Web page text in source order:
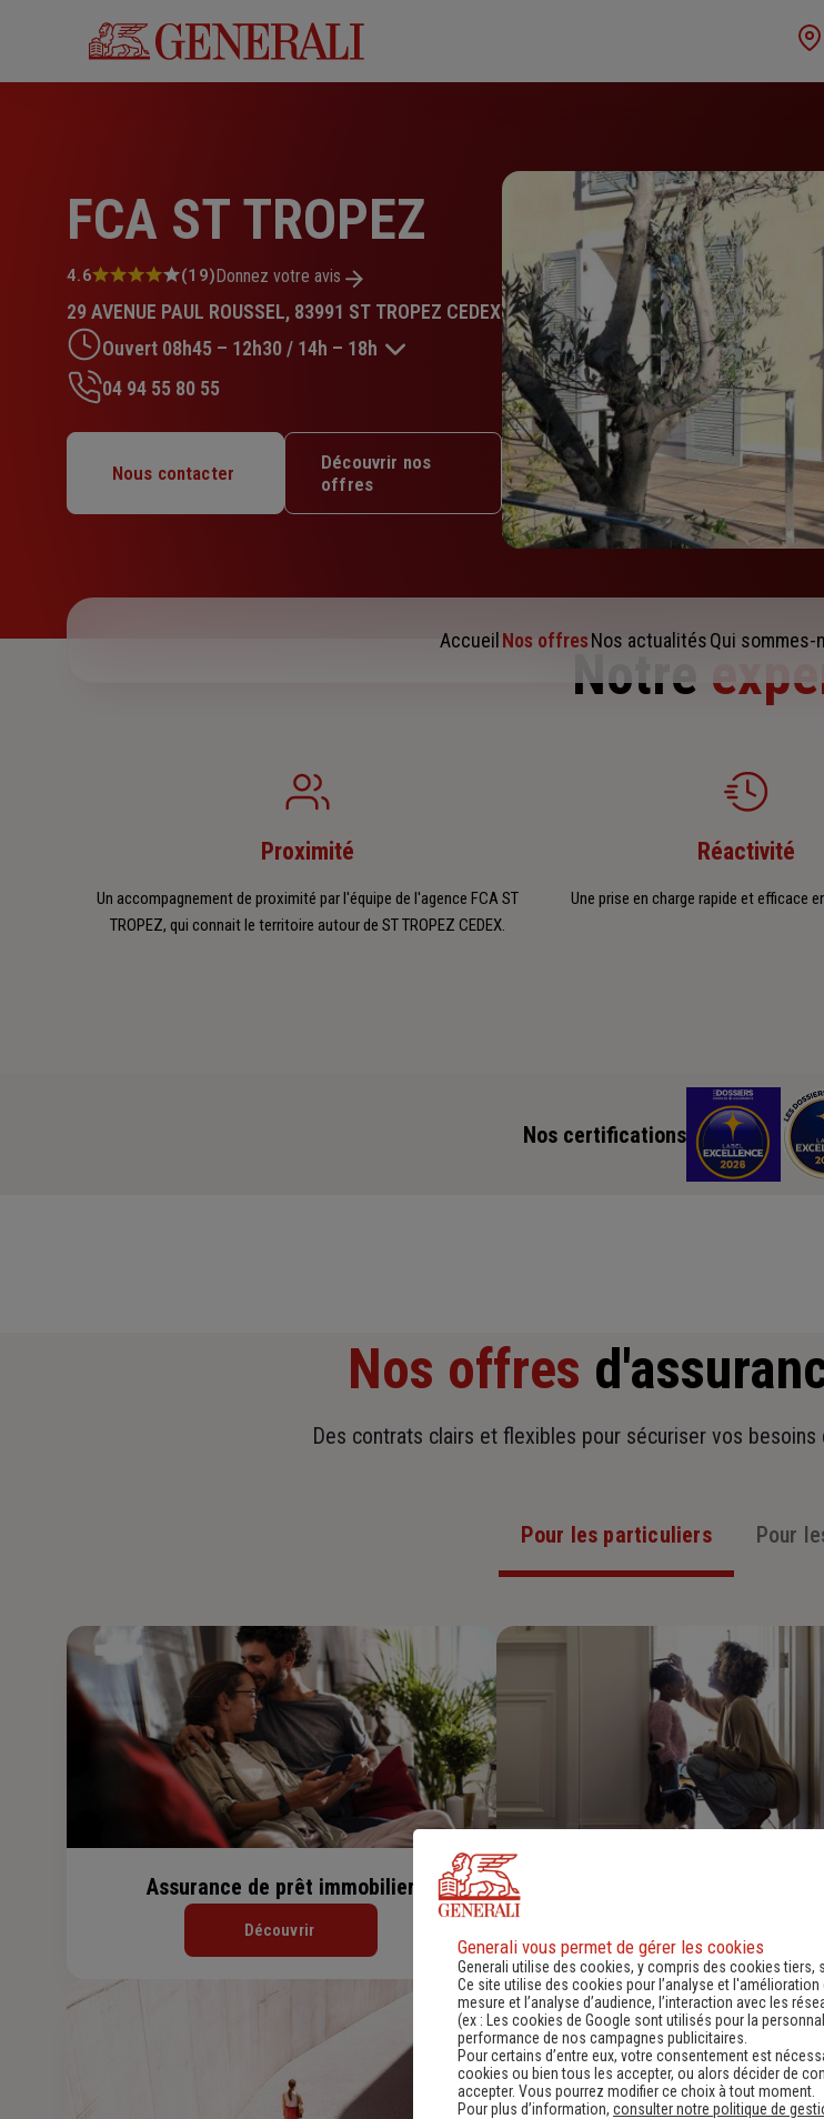
FCA ST TROPEZ
Note
4.6
sur
5
étoiles
4.6 (19)Donnez votre avis
29 AVENUE PAUL ROUSSEL, 83991 ST TROPEZ CEDEX
Ouvert 08h45 – 12h30 / 14h – 18h
Mardi : 08h45 – 12h30 / 14h – 18h
Mercredi : 08h45 – 12h30 / 14h – 18h
Jeudi : 08h45 – 12h30 / 14h – 18h
04 94 55 80 55
Nous contacter
Découvrir nos
offres
Accueil Nos offresNos actualitésQui sommes-
Notre
Proximité
Un accompagnement de proximité par l'équipe de l'agence FCA ST
TROPEZ, qui connait le territoire autour de ST TROPEZ CEDEX.
Réactivité
Une prise en charge rapide et efficace
Nos certifications
Nos offres
Des contrats clairs et flexibles pour sécuriser vos besoins
Pour les particuliers Pour
Assurance de prêt immobilier
Découvrir
Generali vous permet de gérer les cookies
Generali utilise des cookies, y compris des cookies tiers,
Ce site utilise des cookies pour l’analyse et l'amélioration
mesure et l’analyse d’audience, l’interaction avec les
(ex :
Les cookies de Google sont utilisés pour la
performance de nos campagnes publicitaires.
Pour certains d’entre eux, votre consentement est
cookies ou bien tous les accepter, ou alors décider de
accepter. Vous pourrez modifier ce choix à tout moment.
Pour plus d’information, consulter notre politique de